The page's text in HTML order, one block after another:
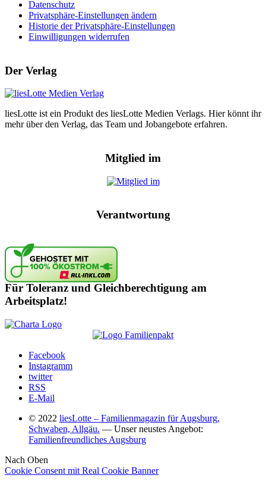
Datenschutz
Privatsphäre-Einstellungen ändern
Historie der Privatsphäre-Einstellungen
Einwilligungen widerrufen
Der Verlag
liesLotte ist ein Produkt des liesLotte Medien Verlags. Hier könnt ihr
mehr über den Verlag, das Team und Jobangebote erfahren.
Mitglied im
Verantwortung
Für Toleranz und Gleichberechtigung am
Arbeitsplatz!
Facebook
Instagramm
twitter
RSS
E-Mail
© 2022 liesLotte – Familienmagazin für Augsburg,
Schwaben, Allgäu. — Unser neustes Angebot:
Familienfreundliches Augsburg
Nach Oben
Cookie Consent mit Real Cookie Banner